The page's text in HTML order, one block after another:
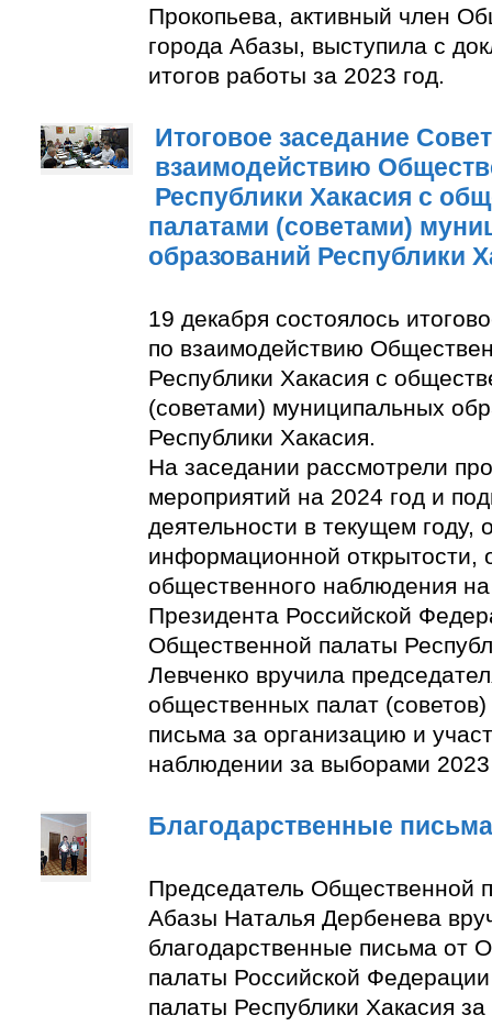
Прокопьева, активный член
города Абазы, выступила с
итогов работы за 2023 год.
Итоговое заседание
взаимодействию
Республики Хакасия с
палатами (советами)
образований Республики
19 декабря состоялось
по взаимодействию
Республики Хакасия с
(советами) муниципальных
Республики Хакасия.
На заседании рассмотрели
мероприятий на 2024 год и
деятельности в текущем году,
информационной открытости,
общественного наблюдения
Президента Российской
Общественной палаты
Левченко вручила
общественных палат
письма за организацию и
наблюдении за выборами 2023
Благодарственные письма
Председатель Общественной
Абазы Наталья Дербенева
благодарственные письма от
палаты Российской
палаты Республики Хакасия за